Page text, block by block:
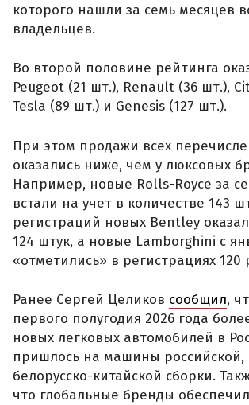
которого нашли за семь месяцев
владельцев.
Во второй половине рейтинга
Peugeot (21 шт.), Renault (36 шт.),
Tesla (89 шт.) и Genesis (127 шт.).
При этом продажи всех
оказались ниже, чем у люксовых
Например, новые Rolls-Royce за
встали на учет в количестве 143
регистраций новых Bentley
124 штук, а новые Lamborghini с
«отметились» в регистрациях 120
Ранее Сергей Целиков сообщил,
первого полугодия 2026 года
новых легковых автомобилей в
пришлось на машины российской,
белорусско-китайской сборки.
что глобальные бренды